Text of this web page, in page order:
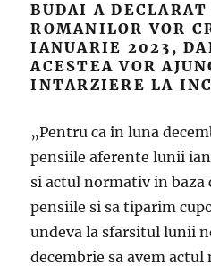
BUDAI A
ROMANILOR VOR
IANUARIE 2023,
ACESTEA VOR
INTARZIERE LA
„Pentru ca in luna
pensiile aferente lunii
si actul normativ in baza
pensiile si sa tiparim
undeva la sfarsitul lunii
decembrie sa avem